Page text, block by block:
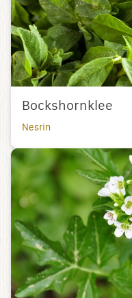
Bockshornklee
Nesrin